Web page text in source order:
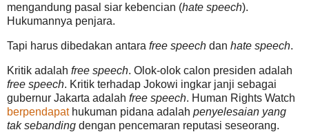
mengandung pasal siar kebencian (hate speech).
Hukumannya penjara.
Tapi harus dibedakan antara free speech dan hate speech.
Kritik adalah free speech. Olok-olok calon presiden adalah
free speech. Kritik terhadap Jokowi ingkar janji sebagai
gubernur Jakarta adalah free speech. Human Rights Watch
berpendapathukuman pidana adalah penyelesaian yang
tak sebanding dengan pencemaran reputasi seseorang.